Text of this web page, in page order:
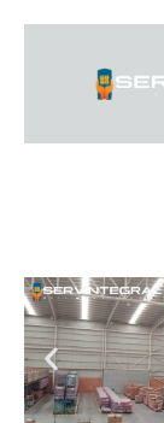
contenido